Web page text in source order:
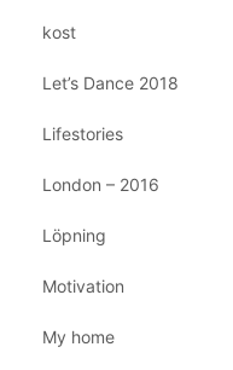
kost
Let’s Dance 2018
Lifestories
London – 2016
Löpning
Motivation
My home